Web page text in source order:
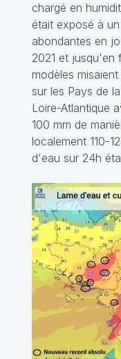
chargé en
était exposé à
abondantes en
2021 et jusqu'en
modèles
sur les Pays de
Loire-Atlantique
100 mm de
localement 110-
d'eau sur 24h